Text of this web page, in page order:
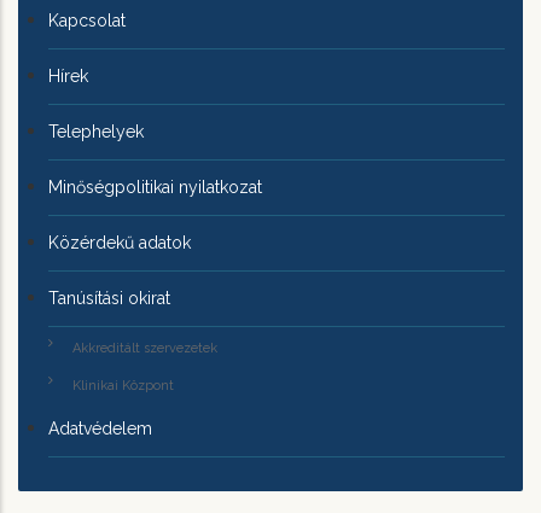
Kapcsolat
Hírek
Telephelyek
Minőségpolitikai nyilatkozat
Közérdekű adatok
Tanúsítási okirat
Akkreditált szervezetek
Klinikai Központ
Adatvédelem